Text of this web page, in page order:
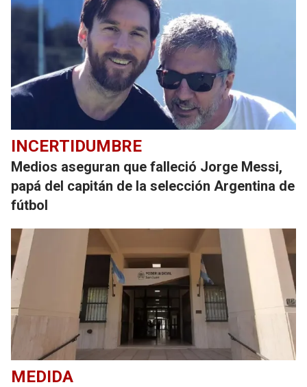
INCERTIDUMBRE
Medios aseguran que falleció Jorge Messi,
papá del capitán de la selección Argentina de
fútbol
MEDIDA